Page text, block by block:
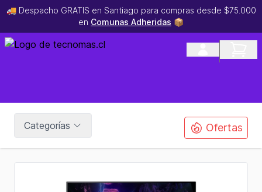
🚚 Despacho GRATIS en Santiago para compras desde $75.000
en Comunas Adheridas 📦
Categorías Ofertas